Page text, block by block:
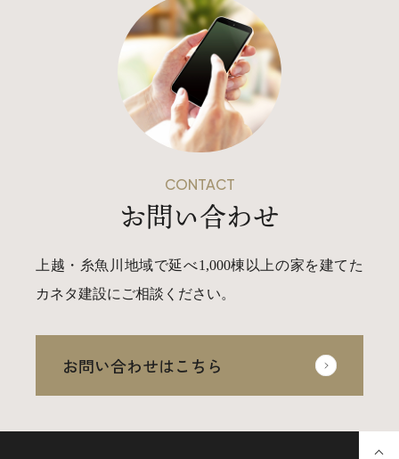
CONTACT
お問い合わせ
上越・糸魚川地域で延べ1,000棟以上の家を建てた
カネタ建設にご相談ください。
お問い合わせはこちら